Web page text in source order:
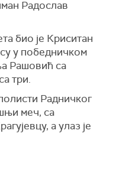
Радослав
био је Криситан
у победничком
Рашовић са
три.
Радничког
меч, са
а улаз је